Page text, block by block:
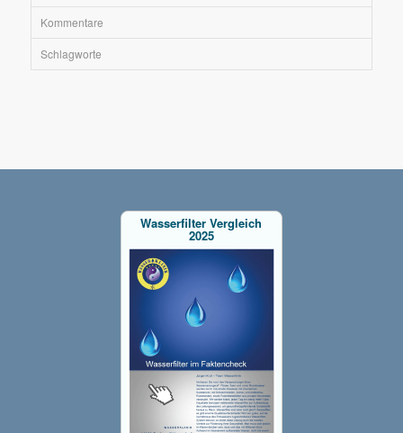
Kommentare
Schlagworte
Wasserfilter Vergleich
2025